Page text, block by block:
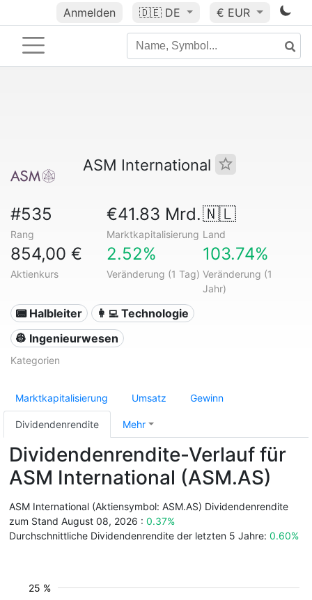
Anmelden 🇩🇪 DE € EUR
ASM International
#535
Rang
€41.83 Mrd.
Marktkapitalisierung
🇳🇱
Land
854,00 €
Aktienkurs
2.52%
Veränderung (1 Tag)
103.74%
Veränderung (1
Jahr)
📟 Halbleiter
👩‍💻 Technologie
👷 Ingenieurwesen
Kategorien
Marktkapitalisierung Umsatz Gewinn
Dividendenrendite Mehr
Dividendenrendite-Verlauf für
ASM International (ASM.AS)
ASM International (Aktiensymbol: ASM.AS) Dividendenrendite
zum Stand August 08, 2026 : 0.37%
Durchschnittliche Dividendenrendite der letzten 5 Jahre: 0.60%
25 %